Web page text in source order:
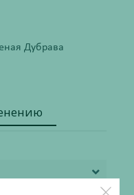
Дубрава